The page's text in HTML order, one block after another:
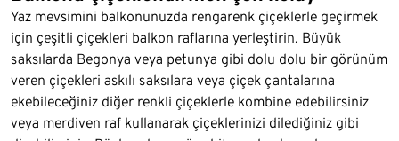
Yaz mevsimini balkonunuzda rengarenk çiçeklerle geçirmek
için çeşitli çiçekleri balkon raflarına yerleştirin. Büyük
saksılarda Begonya veya petunya gibi dolu dolu bir görünüm
veren çiçekleri askılı saksılara veya çiçek çantalarına
ekebileceğiniz diğer renkli çiçeklerle kombine edebilirsiniz
veya merdiven raf kullanarak çiçeklerinizi dilediğiniz gibi